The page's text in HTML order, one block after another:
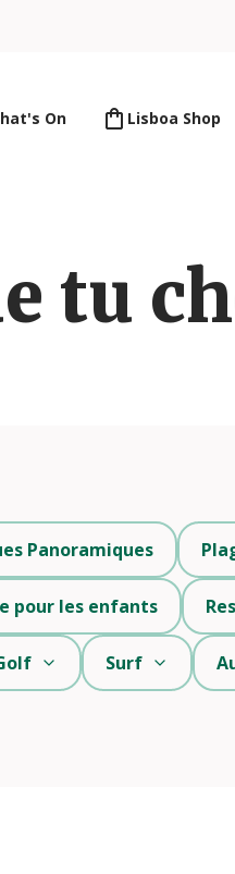
On Lisboa Shop
tu
Panoramiques
pour les enfants
Surf